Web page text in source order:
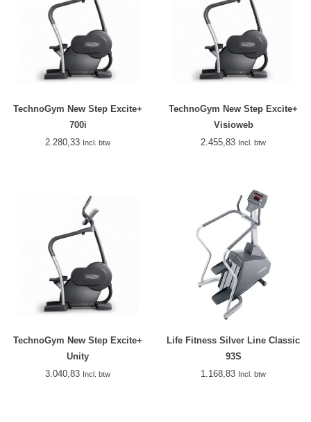
TechnoGym New Step Excite+
700i
2.280,33 Incl. btw
TechnoGym New Step Excite+
Visioweb
2.455,83 Incl. btw
TechnoGym New Step Excite+
Unity
3.040,83 Incl. btw
Life Fitness Silver Line Classic
93S
1.168,83 Incl. btw